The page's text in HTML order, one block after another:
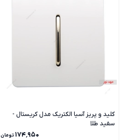
کلید و پریز آسیا الکتریک مدل کریستال -
سفید طلا
۱۷۴٬۹۵۰ تومان